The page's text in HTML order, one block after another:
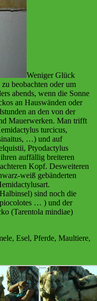
Weniger Glück
beobachten oder um
abends, wenn die Sonne
an Hauswänden oder
an den von der
Mauerwerken. Man trifft
turcicus,
…) und auf
Ptyodactylus
auffällig breiteren
Kopf. Desweiteren
weiß gebänderten
sind noch die
… ) und der
(Tarentola mindiae)
Esel, Pferde, Maultiere,